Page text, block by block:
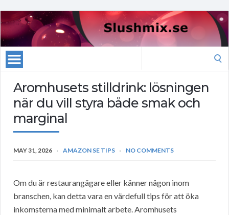
Aromhusets stilldrink: lösningen
när du vill styra både smak och
marginal
MAY 31, 2026 AMAZON SE TIPS NO COMMENTS
Om du är restaurangägare eller känner någon inom
branschen, kan detta vara en värdefull tips för att öka
inkomsterna med minimalt arbete. Aromhusets